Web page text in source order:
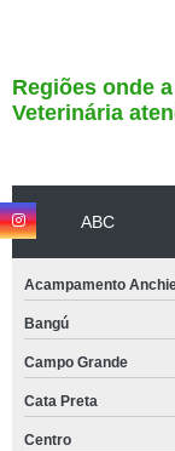
Regiões onde
Veterinária
ABC
Acampamento
Bangú
Campo Grande
Cata Preta
Centro